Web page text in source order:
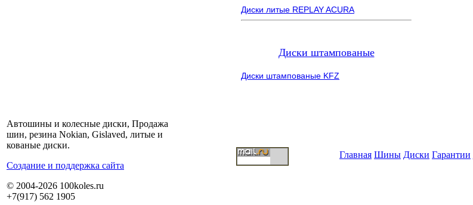
Диски литые REPLAY ACURA
Диски штампованые
Диски штампованые KFZ
Автошины и колесные диски, Продажа
шин, резина Nokian, Gislaved, литые и
кованые диски.
Cоздание и поддержка сайта
© 2004-2026 100koles.ru
+7(917) 562 1905
Главная Шины Диски Гарантии